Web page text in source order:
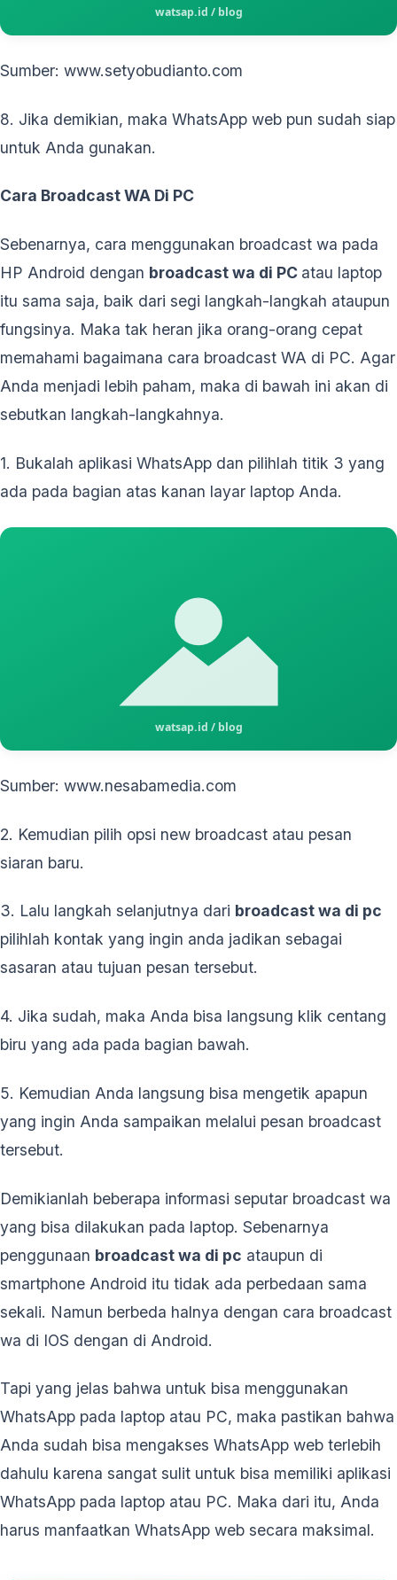
Sumber: www.setyobudianto.com
8. Jika demikian, maka WhatsApp web pun sudah siap
untuk Anda gunakan.
Cara Broadcast WA Di PC
Sebenarnya, cara menggunakan broadcast wa pada
HP Android dengan broadcast wa di PC atau laptop
itu sama saja, baik dari segi langkah-langkah ataupun
fungsinya. Maka tak heran jika orang-orang cepat
memahami bagaimana cara broadcast WA di PC. Agar
Anda menjadi lebih paham, maka di bawah ini akan di
sebutkan langkah-langkahnya.
1. Bukalah aplikasi WhatsApp dan pilihlah titik 3 yang
ada pada bagian atas kanan layar laptop Anda.
Sumber: www.nesabamedia.com
2. Kemudian pilih opsi new broadcast atau pesan
siaran baru.
3. Lalu langkah selanjutnya dari broadcast wa di pc
pilihlah kontak yang ingin anda jadikan sebagai
sasaran atau tujuan pesan tersebut.
4. Jika sudah, maka Anda bisa langsung klik centang
biru yang ada pada bagian bawah.
5. Kemudian Anda langsung bisa mengetik apapun
yang ingin Anda sampaikan melalui pesan broadcast
tersebut.
Demikianlah beberapa informasi seputar broadcast wa
yang bisa dilakukan pada laptop. Sebenarnya
penggunaan broadcast wa di pc ataupun di
smartphone Android itu tidak ada perbedaan sama
sekali. Namun berbeda halnya dengan cara broadcast
wa di IOS dengan di Android.
Tapi yang jelas bahwa untuk bisa menggunakan
WhatsApp pada laptop atau PC, maka pastikan bahwa
Anda sudah bisa mengakses WhatsApp web terlebih
dahulu karena sangat sulit untuk bisa memiliki aplikasi
WhatsApp pada laptop atau PC. Maka dari itu, Anda
harus manfaatkan WhatsApp web secara maksimal.